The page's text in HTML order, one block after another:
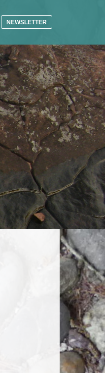
NEWSLETTER